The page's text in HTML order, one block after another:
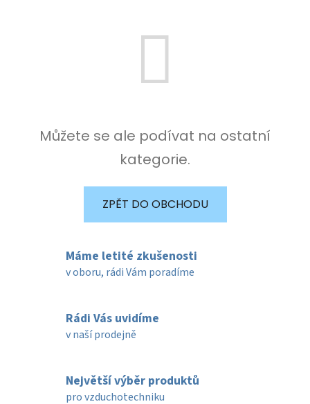
Můžete se ale podívat na ostatní
kategorie.
ZPĚT DO OBCHODU
Máme letité zkušenosti
v oboru, rádi Vám poradíme
Rádi Vás uvidíme
v naší prodejně
Největší výběr produktů
pro vzduchotechniku